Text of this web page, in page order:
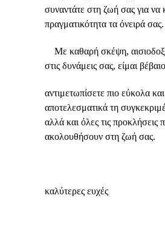
συναντάτε στη ζωή σας για να
πραγματικότητα τα όνειρά σας.
Με καθαρή σκέψη,
στις δυνάμεις σας, είμαι
αντιμετωπίσετε πιο εύκολα και
αποτελεσματικά τη
αλλά και όλες τις προκλήσεις
ακολουθήσουν στη ζωή σας.
Με
καλύτερες ευχές